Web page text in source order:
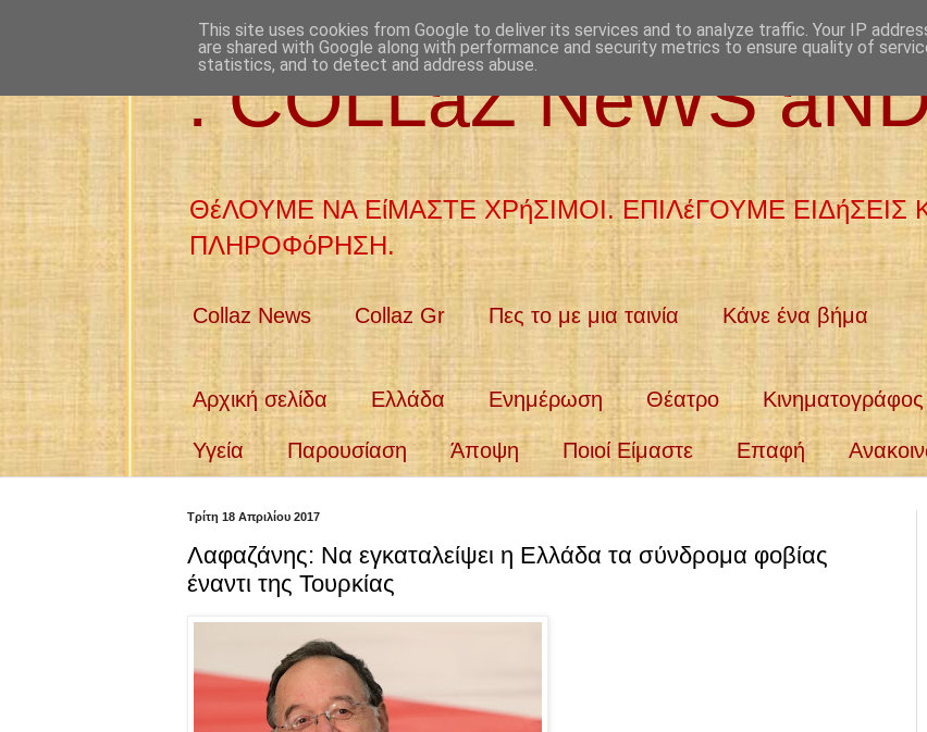
: COLLaZ NeWS
ΘέΛΟΥΜΕ ΝΑ ΕίΜΑΣΤΕ ΧΡήΣΙΜΟΙ. ΕΠΙΛέΓΟΥΜΕ ΕΙΔήΣΕΙΣ
ΠΛΗΡΟΦόΡΗΣΗ.
Collaz News Collaz Gr Πες το με μια ταινία Κάνε ένα βήμα
Αρχική σελίδα Ελλάδα Ενημέρωση Θέατρο Κινηματογράφος
Υγεία Παρουσίαση Άποψη Ποιοί Είμαστε Επαφή
Τρίτη 18 Απριλίου 2017
Λαφαζάνης: Να εγκαταλείψει η Ελλάδα τα σύνδρομα φοβίας
έναντι της Τουρκίας
This site uses cookies from Google to deliver its services and to analyze traffic. Your IP
are shared with Google along with performance and security metrics to ensure quality of
statistics, and to detect and address abuse.